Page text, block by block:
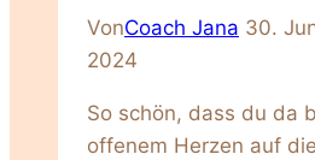
VonCoach Jana 30.
2024
So schön, dass du da
offenem Herzen auf